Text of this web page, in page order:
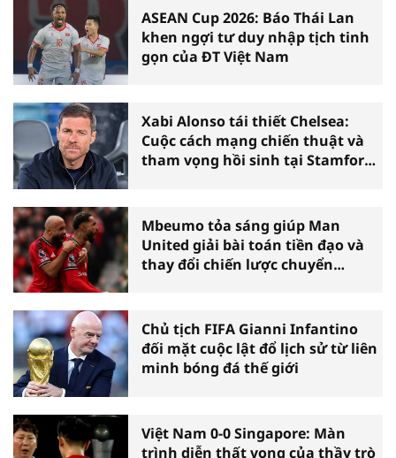
ASEAN Cup 2026: Báo Thái Lan
khen ngợi tư duy nhập tịch tinh
gọn của ĐT Việt Nam
Xabi Alonso tái thiết Chelsea:
Cuộc cách mạng chiến thuật và
tham vọng hồi sinh tại Stamford
Mbeumo tỏa sáng giúp Man
United giải bài toán tiền đạo và
thay đổi chiến lược chuyển
Chủ tịch FIFA Gianni Infantino
đối mặt cuộc lật đổ lịch sử từ liên
minh bóng đá thế giới
Việt Nam 0-0 Singapore: Màn
trình diễn thất vọng của thầy trò